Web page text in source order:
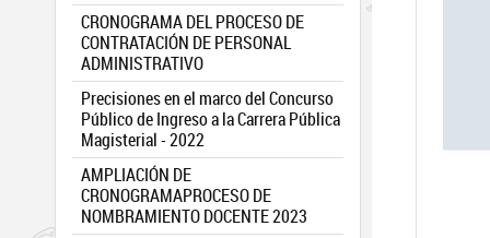
CRONOGRAMA DEL PROCESO DE
CONTRATACIÓN DE PERSONAL
ADMINISTRATIVO
Precisiones en el marco del Concurso
Público de Ingreso a la Carrera Pública
Magisterial - 2022
AMPLIACIÓN DE
CRONOGRAMAPROCESO DE
NOMBRAMIENTO DOCENTE 2023